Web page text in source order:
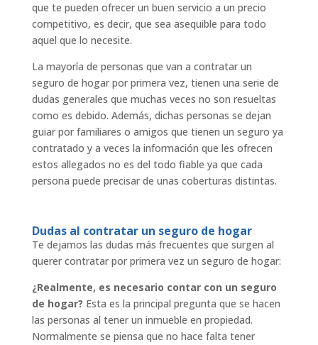
que te pueden ofrecer un buen servicio a un precio
competitivo, es decir, que sea asequible para todo
aquel que lo necesite.
La mayoría de personas que van a contratar un
seguro de hogar por primera vez, tienen una serie de
dudas generales que muchas veces no son resueltas
como es debido. Además, dichas personas se dejan
guiar por familiares o amigos que tienen un seguro ya
contratado y a veces la información que les ofrecen
estos allegados no es del todo fiable ya que cada
persona puede precisar de unas coberturas distintas.
Dudas al contratar un seguro de hogar
Te dejamos las dudas más frecuentes que surgen al
querer contratar por primera vez un seguro de hogar:
¿Realmente, es necesario contar con un seguro
de hogar? Esta es la principal pregunta que se hacen
las personas al tener un inmueble en propiedad.
Normalmente se piensa que no hace falta tener